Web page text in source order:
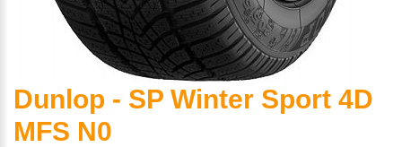
Dunlop - SP Winter Sport 4D
MFS N0